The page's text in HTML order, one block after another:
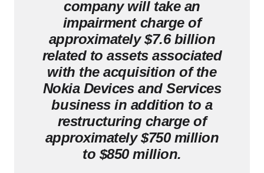
company will take an
impairment charge of
approximately $7.6 billion
related to assets associated
with the acquisition of the
Nokia Devices and Services
business in addition to a
restructuring charge of
approximately $750 million
to $850 million.